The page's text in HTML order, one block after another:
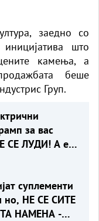
заедно со
што
камења, а
беше
Груп.
за вас
СЕ ЛУДИ! А еве
суплементи
но, НЕ СЕ СИТЕ
НАМЕНА -